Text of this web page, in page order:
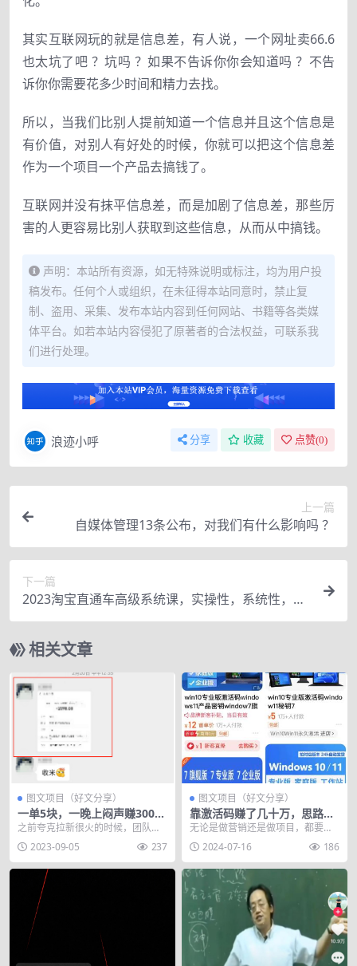
其实互联网玩的就是信息差， 有人说，一个网址卖66.6
也太坑了吧 ？坑吗 ？如果不告诉你你会知道吗 ？不告
诉你你需要花多少时间和精力去找。
所以 ， 当我们比别人提前知道一个信息并且这个信息是
有价值， 对别人有好处的时候， 你就可以把这个信息差
作为一个项目一个产品去搞钱了。
互联网并没有抹平信息差 ， 而是加剧了信息差，那些厉
害的人更容易比别人获取到这些信息， 从而从中搞钱。
声明：本站所有资源，如无特殊说明或标注，均为用户投
稿发布。任何个人或组织，在未征得本站同意时，禁止复
制、盗用、采集、发布本站内容到任何网站、书籍等各类媒
体平台。如若本站内容侵犯了原著者的合法权益，可联系我
们进行处理。
浪迹小呼 分享 收藏 点赞(0)
上一篇
自媒体管理13条公布，对我们有什么影响吗 ？
下一篇
2023淘宝直通车高级系统课，实操性，系统性，实
时性，直通车完整体系教学
相关文章
图文项目（好文分享）
一单5块，一晚上闷声赚300，
知道人不多
之前夸克拉新很火的时候，团队就
对接了一手渠道，给咱们社群伙伴
安排推广，不少伙伴一...
2023-09-05 237
图文项目（好文分享）
靠激活码赚了几十万，思路可
延伸扩展！
无论是做营销还是做项目，都要尽
可能的把用户当“傻子”一样对待。
这里说的“傻子”...
2024-07-16 186